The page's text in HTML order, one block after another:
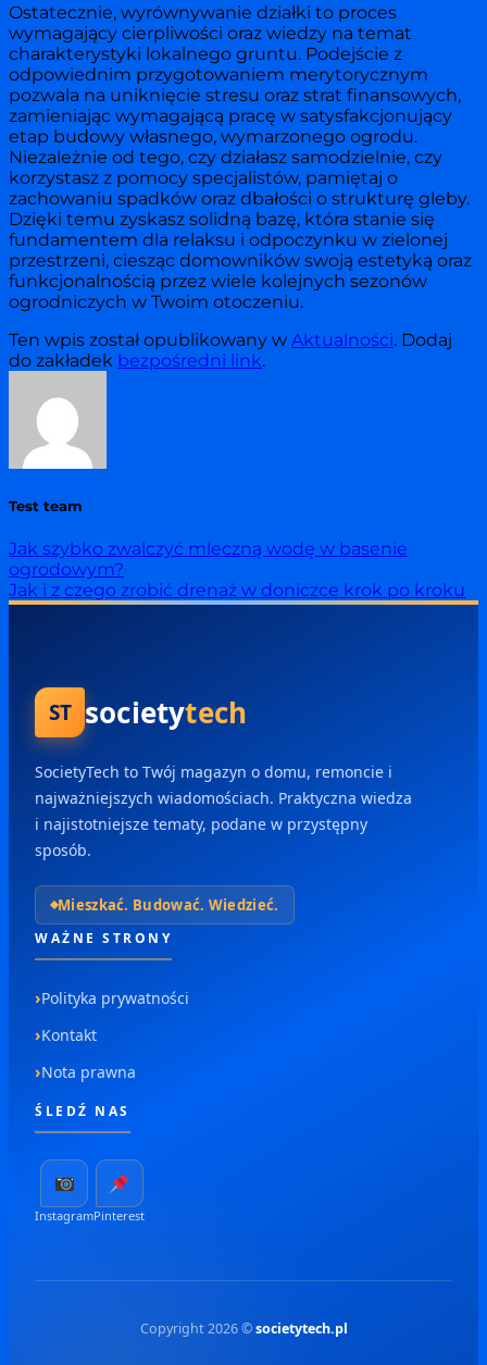
Ostatecznie, wyrównywanie działki to proces
wymagający cierpliwości oraz wiedzy na temat
charakterystyki lokalnego gruntu. Podejście z
odpowiednim przygotowaniem merytorycznym
pozwala na uniknięcie stresu oraz strat finansowych,
zamieniając wymagającą pracę w satysfakcjonujący
etap budowy własnego, wymarzonego ogrodu.
Niezależnie od tego, czy działasz samodzielnie, czy
korzystasz z pomocy specjalistów, pamiętaj o
zachowaniu spadków oraz dbałości o strukturę gleby.
Dzięki temu zyskasz solidną bazę, która stanie się
fundamentem dla relaksu i odpoczynku w zielonej
przestrzeni, ciesząc domowników swoją estetyką oraz
funkcjonalnością przez wiele kolejnych sezonów
ogrodniczych w Twoim otoczeniu.
Ten wpis został opublikowany w Aktualności. Dodaj
do zakładek bezpośredni link.
Test team
Jak szybko zwalczyć mleczną wodę w basenie
ogrodowym?
Jak i z czego zrobić drenaż w doniczce krok po kroku
ST societytech
SocietyTech to Twój magazyn o domu, remoncie i
najważniejszych wiadomościach. Praktyczna wiedza
i najistotniejsze tematy, podane w przystępny
sposób.
Mieszkać. Budować. Wiedzieć.
WAŻNE STRONY
Polityka prywatności
Kontakt
Nota prawna
ŚLEDŹ NAS
InstagramPinterest
Copyright 2026 ©societytech.pl